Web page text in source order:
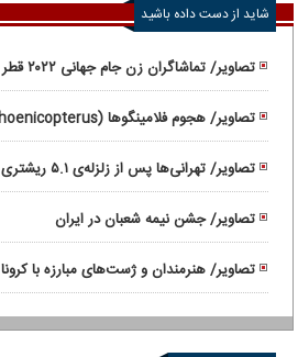
شاید از دست داده باشید
تصاویر/ تماشاگران زن جام جهانی ۲۰۲۲ قطر (۲)
قرنطینه
تصاویر/ تهرانی‌ها پس از زلزله‌ی ۵.۱ ریشتری
تصاویر/ جشن نیمه شعبان در ایران
تصاویر/ هنرمندان و ژست‌های مبارزه با کرونا